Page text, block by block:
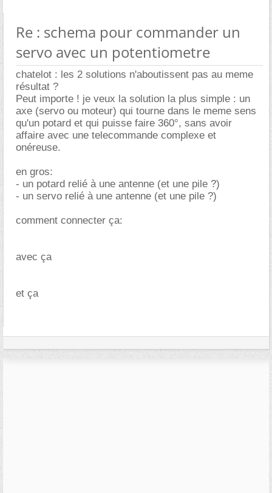
Re : schema pour commander un
servo avec un potentiometre
chatelot : les 2 solutions n'aboutissent pas au meme
résultat ?
Peut importe ! je veux la solution la plus simple : un
axe (servo ou moteur) qui tourne dans le meme sens
qu'un potard et qui puisse faire 360°, sans avoir
affaire avec une telecommande complexe et
onéreuse.
en gros:
- un potard relié à une antenne (et une pile ?)
- un servo relié à une antenne (et une pile ?)
comment connecter ça:
avec ça
et ça